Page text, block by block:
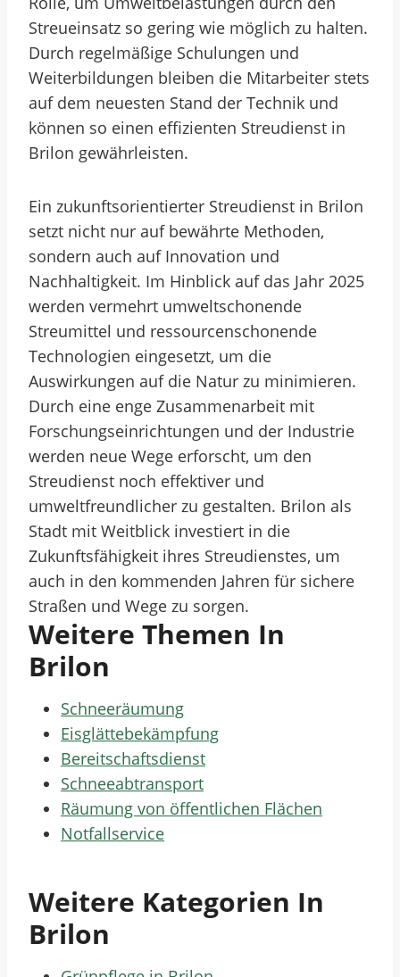
Streueinsatz so gering wie möglich zu halten.
Durch regelmäßige Schulungen und
Weiterbildungen bleiben die Mitarbeiter stets
auf dem neuesten Stand der Technik und
können so einen effizienten Streudienst in
Brilon gewährleisten.
Ein zukunftsorientierter Streudienst in Brilon
setzt nicht nur auf bewährte Methoden,
sondern auch auf Innovation und
Nachhaltigkeit. Im Hinblick auf das Jahr 2025
werden vermehrt umweltschonende
Streumittel und ressourcenschonende
Technologien eingesetzt, um die
Auswirkungen auf die Natur zu minimieren.
Durch eine enge Zusammenarbeit mit
Forschungseinrichtungen und der Industrie
werden neue Wege erforscht, um den
Streudienst noch effektiver und
umweltfreundlicher zu gestalten. Brilon als
Stadt mit Weitblick investiert in die
Zukunftsfähigkeit ihres Streudienstes, um
auch in den kommenden Jahren für sichere
Straßen und Wege zu sorgen.
Weitere Themen In
Brilon
Schneeräumung
Eisglättebekämpfung
Bereitschaftsdienst
Schneeabtransport
Räumung von öffentlichen Flächen
Notfallservice
Weitere Kategorien In
Brilon